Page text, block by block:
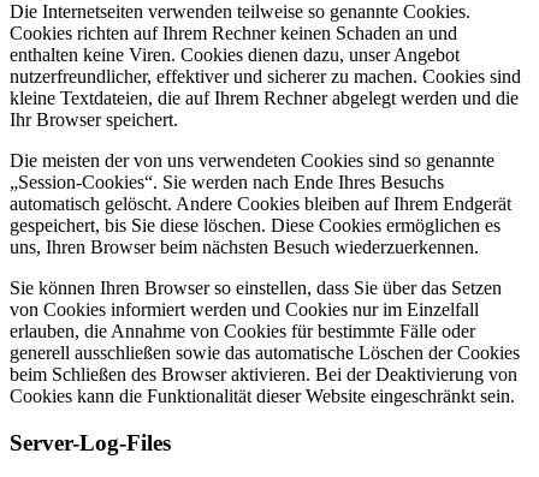
Die Internetseiten verwenden teilweise so genannte Cookies.
Cookies richten auf Ihrem Rechner keinen Schaden an und
enthalten keine Viren. Cookies dienen dazu, unser Angebot
nutzerfreundlicher, effektiver und sicherer zu machen. Cookies sind
kleine Textdateien, die auf Ihrem Rechner abgelegt werden und die
Ihr Browser speichert.
Die meisten der von uns verwendeten Cookies sind so genannte
„Session-Cookies“. Sie werden nach Ende Ihres Besuchs
automatisch gelöscht. Andere Cookies bleiben auf Ihrem Endgerät
gespeichert, bis Sie diese löschen. Diese Cookies ermöglichen es
uns, Ihren Browser beim nächsten Besuch wiederzuerkennen.
Sie können Ihren Browser so einstellen, dass Sie über das Setzen
von Cookies informiert werden und Cookies nur im Einzelfall
erlauben, die Annahme von Cookies für bestimmte Fälle oder
generell ausschließen sowie das automatische Löschen der Cookies
beim Schließen des Browser aktivieren. Bei der Deaktivierung von
Cookies kann die Funktionalität dieser Website eingeschränkt sein.
Server-Log-Files